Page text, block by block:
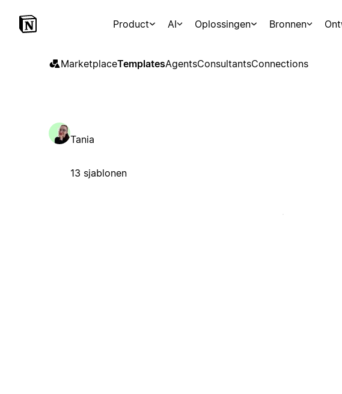
Product AI Oplossingen Bronnen
MarketplaceTemplatesAgentsConsultantsConnections
Tania
13 sjablonen